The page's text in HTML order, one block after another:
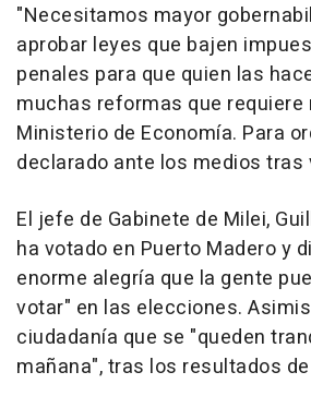
"Necesitamos mayor
aprobar leyes que bajen
penales para que quien las
muchas reformas que requiere
Ministerio de Economía. Para
declarado ante los medios tras
El jefe de Gabinete de Milei,
ha votado en Puerto Madero y
enorme alegría que la gente
votar" en las elecciones.
ciudadanía que se "queden
mañana", tras los resultados